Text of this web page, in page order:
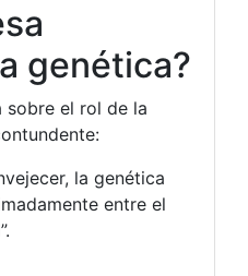
genética?
sobre el rol de la
la genética
entre el